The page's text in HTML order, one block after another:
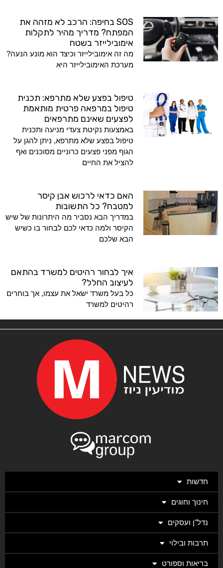
SOS בחיפה: הרכב לא מזהה את
המפתח? מדריך מהיר לתקלות
אימובילייזר בשטח
מה זה אימובילייזר וכיצד הוא מונע הנעה?
מערכת האימובילייזר היא
טיפול בפצע שלא מתרפא: תכנית
טיפול במרפאה פרטית מותאמת
לפצעים שאינם מתרפאים
באמצעות נקיטת צעדי מניעה ותכנית
טיפול בפצע שלא מתרפא, ניתן להגן על
הגוף מפני פצעים כרוניים מסוכנים ואף
להציל את החיים
האם כדאי לרכוש אבן קיסר
למטבח? כל התשובות
במדריך הבא נסביר מה היתרונות של שיש
הקיסר ולמה כדאי לכם לבחור בו כשיש
הבא שלכם
איך לבחור רהיטים למשרד בהתאם
לעיצוב החלל?
כל בעל משרד ישאל את עצמו, אך בוחרים
רהיטים למשרד
חדשות
חינוך וחוגים
נדל"ן ועסקים
תרבות ובילוי
בריאות וספורט